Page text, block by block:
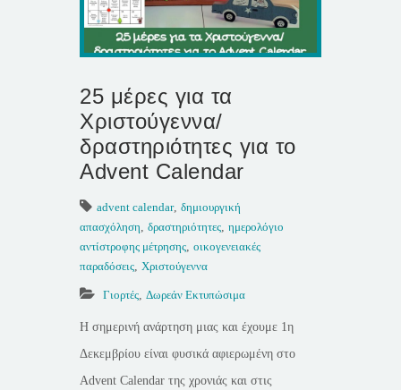
25 μέρες για τα
Χριστούγεννα/
δραστηριότητες για το
Advent Calendar
advent calendar, δημιουργική
απασχόληση, δραστηριότητες, ημερολόγιο
αντίστροφης μέτρησης, οικογενειακές
παραδόσεις, Χριστούγεννα
Γιορτές, Δωρεάν Εκτυπώσιμα
Η σημερινή ανάρτηση μιας και έχουμε 1η
Δεκεμβρίου είναι φυσικά αφιερωμένη στο
Advent Calendar της χρονιάς και στις